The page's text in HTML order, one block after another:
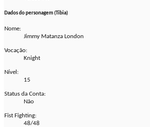
Dados do personagem (Tibia)
Nome:
Jimmy Matanza London
Vocação:
Knight
Nível:
15
Status da Conta:
Não
Fist Fighting:
48/48